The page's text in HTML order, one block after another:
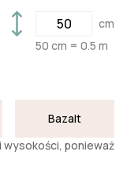
cm
50 cm = 0.5 m
Bazalt
wysokości, ponieważ